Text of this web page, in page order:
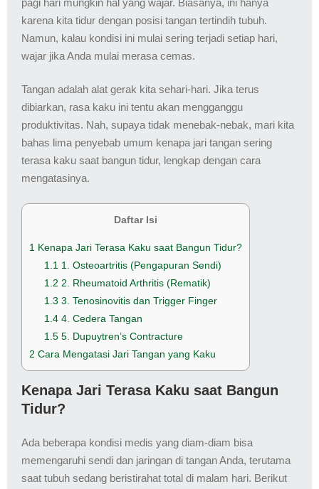
karena kita tidur dengan posisi tangan tertindih tubuh.
Namun, kalau kondisi ini mulai sering terjadi setiap hari,
wajar jika Anda mulai merasa cemas.
Tangan adalah alat gerak kita sehari-hari. Jika terus
dibiarkan, rasa kaku ini tentu akan mengganggu
produktivitas. Nah, supaya tidak menebak-nebak, mari kita
bahas lima penyebab umum kenapa jari tangan sering
terasa kaku saat bangun tidur, lengkap dengan cara
mengatasinya.
Daftar Isi
1 Kenapa Jari Terasa Kaku saat Bangun Tidur?
1.1 1. Osteoartritis (Pengapuran Sendi)
1.2 2. Rheumatoid Arthritis (Rematik)
1.3 3. Tenosinovitis dan Trigger Finger
1.4 4. Cedera Tangan
1.5 5. Dupuytren’s Contracture
2 Cara Mengatasi Jari Tangan yang Kaku
Kenapa Jari Terasa Kaku saat Bangun
Tidur?
Ada beberapa kondisi medis yang diam-diam bisa
memengaruhi sendi dan jaringan di tangan Anda, terutama
saat tubuh sedang beristirahat total di malam hari. Berikut